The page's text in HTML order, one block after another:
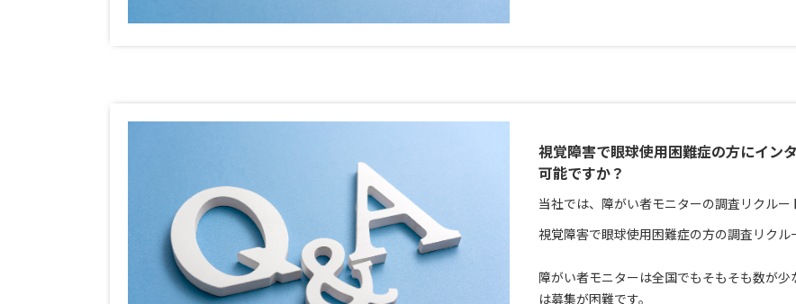
視覚障害で眼球使用困難症の方にイン
可能ですか？
当社では、障がい者モニターの調査リクルー
視覚障害で眼球使用困難症の方の調査リクル
障がい者モニターは全国でもそもそも数が
は募集が困難です。